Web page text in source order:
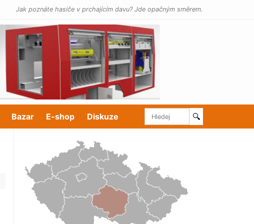
Jak poznáte hasiče v prchajícím davu? Jde opačným směrem.
Bazar E-shop Diskuze 🔍